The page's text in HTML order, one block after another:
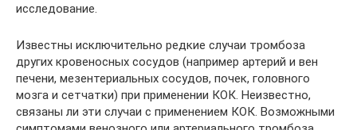
исследование.
Известны исключительно редкие случаи тромбоза
других кровеносных сосудов (например артерий и вен
печени, мезентериальных сосудов, почек, головного
мозга и сетчатки) при применении КОК. Неизвестно,
связаны ли эти случаи с применением КОК. Возможными